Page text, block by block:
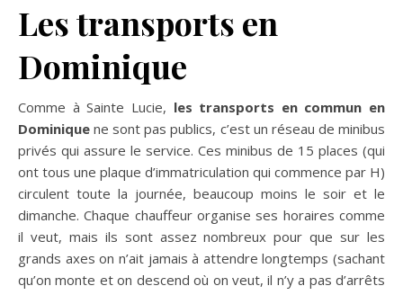
Les transports en
Dominique
Comme à Sainte Lucie, les transports en commun en
Dominique ne sont pas publics, c’est un réseau de minibus
privés qui assure le service. Ces minibus de 15 places (qui
ont tous une plaque d’immatriculation qui commence par H)
circulent toute la journée, beaucoup moins le soir et le
dimanche. Chaque chauffeur organise ses horaires comme
il veut, mais ils sont assez nombreux pour que sur les
grands axes on n’ait jamais à attendre longtemps (sachant
qu’on monte et on descend où on veut, il n’y a pas d’arrêts